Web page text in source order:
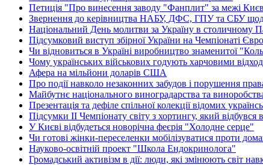
Петиція "Про винесення заводу "Фанплит" за межі
Звернення до керівництва НАБУ, ДФС, ГПУ та СБУ
Національний День молитви за Україну в столичному
Підсумковий виступ збірної України на Чемпіонаті
Чи відновиться в Україні виробництво знаменитої
Чому українських військових годують харчовими
Афера на мільйони доларів США
Про події навколо незаконних забудов і порушення
Майбутнє національного виноградарства та
Презентація та дефіле спільної колекції відомих
Підсумки ІІ Чемпіонату світу з хортингу, який відбувся
У Києві відбудеться новорічна феєрія "Холодне серце"
Чи готові жінки-переселенки мобілізуватися проти
Науково-освітній проект "Школа Ендокринолога"
Громадський активізм в дії: люди, які змінюють світ